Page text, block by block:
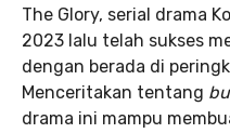
The Glory, serial drama
2023 lalu telah sukses
dengan berada di
Menceritakan tentang
drama ini mampu